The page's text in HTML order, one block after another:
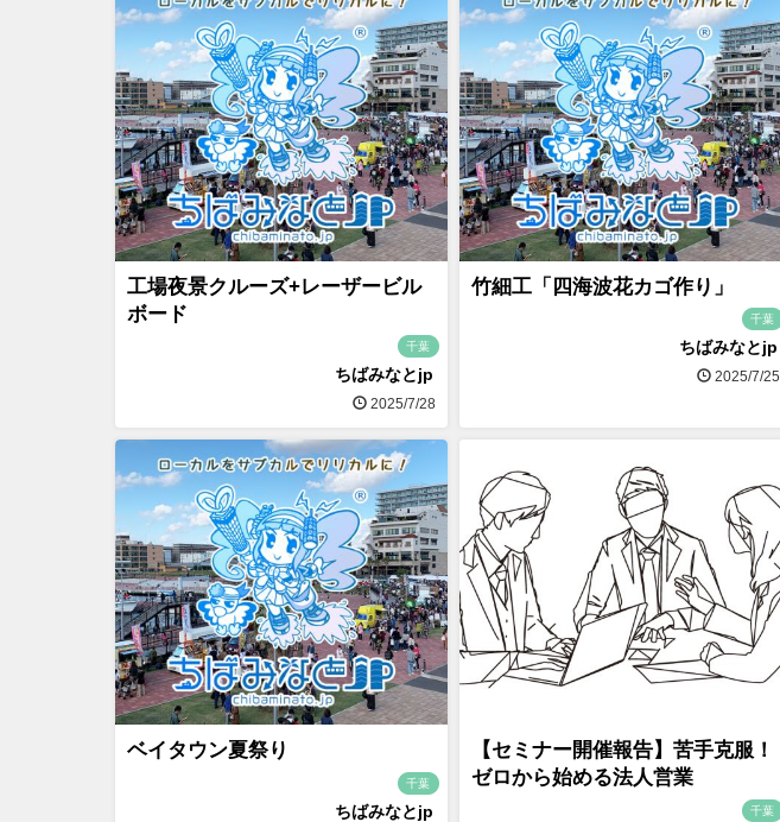
工場夜景クルーズ+レーザービル
ボード
千葉
ちばみなとjp
2025/7/28
竹細工「四海波花カゴ作り」
千葉
ちばみなとjp
2025/7/25
ベイタウン夏祭り
千葉
ちばみなとjp
【セミナー開催報告】苦手克服！
ゼロから始める法人営業
千葉